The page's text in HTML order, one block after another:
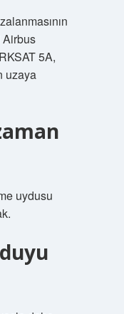
Airbus
5A,
uzaya
uydusu